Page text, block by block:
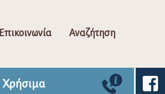
Επικοινωνία Αναζήτηση
Χρήσιμα